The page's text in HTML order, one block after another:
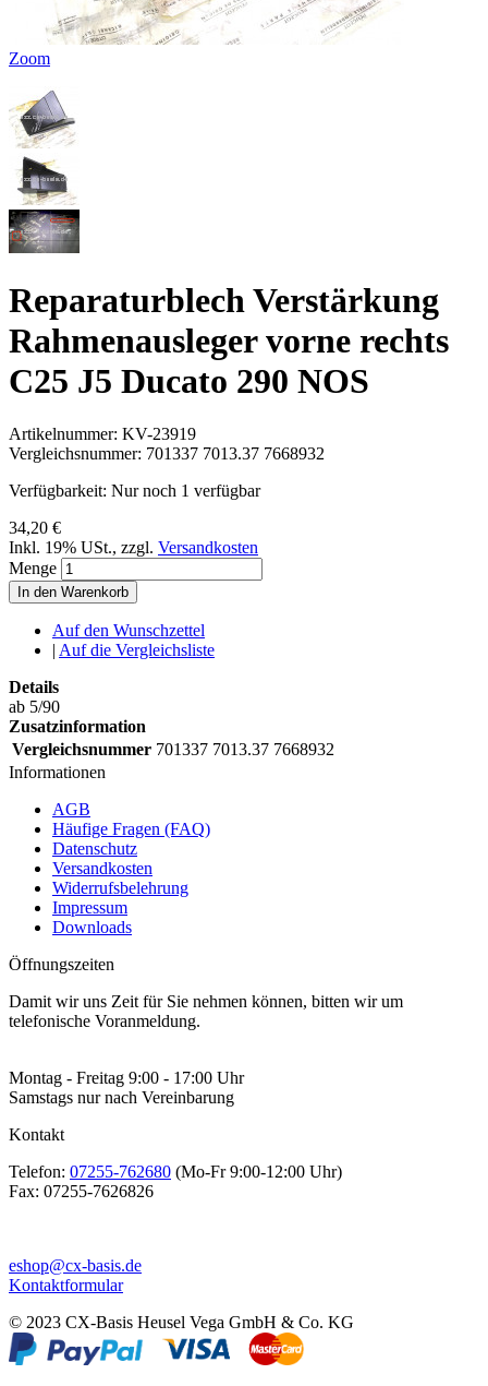
Zoom
Reparaturblech Verstärkung
Rahmenausleger vorne rechts
C25 J5 Ducato 290 NOS
Artikelnummer: KV-23919
Vergleichsnummer: 701337 7013.37 7668932
Verfügbarkeit: Nur noch 1 verfügbar
34,20 €
Inkl. 19% USt., zzgl. Versandkosten
Menge
In den Warenkorb
Auf den Wunschzettel
| Auf die Vergleichsliste
Details
ab 5/90
Zusatzinformation
Vergleichsnummer 701337 7013.37 7668932
Informationen
AGB
Häufige Fragen (FAQ)
Datenschutz
Versandkosten
Widerrufsbelehrung
Impressum
Downloads
Öffnungszeiten
Damit wir uns Zeit für Sie nehmen können, bitten wir um
telefonische Voranmeldung.
Montag - Freitag 9:00 - 17:00 Uhr
Samstags nur nach Vereinbarung
Kontakt
Telefon: 07255-762680 (Mo-Fr 9:00-12:00 Uhr)
Fax: 07255-7626826
eshop@cx-basis.de
Kontaktformular
© 2023 CX-Basis Heusel Vega GmbH & Co. KG